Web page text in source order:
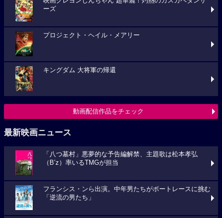
ーズ
プロジェクト・ヘイル・メアリー
キングダム 大将軍の帰還
動画配信作品をチェック
最新映画ニュース
「八つ墓村」悪夢的な予告編解禁、主題歌は松本孝弘
（B’z）率いるTMGが担当
フランシス・ンら出演。中年男たちがボートレースに挑む
「逆流の男たち」